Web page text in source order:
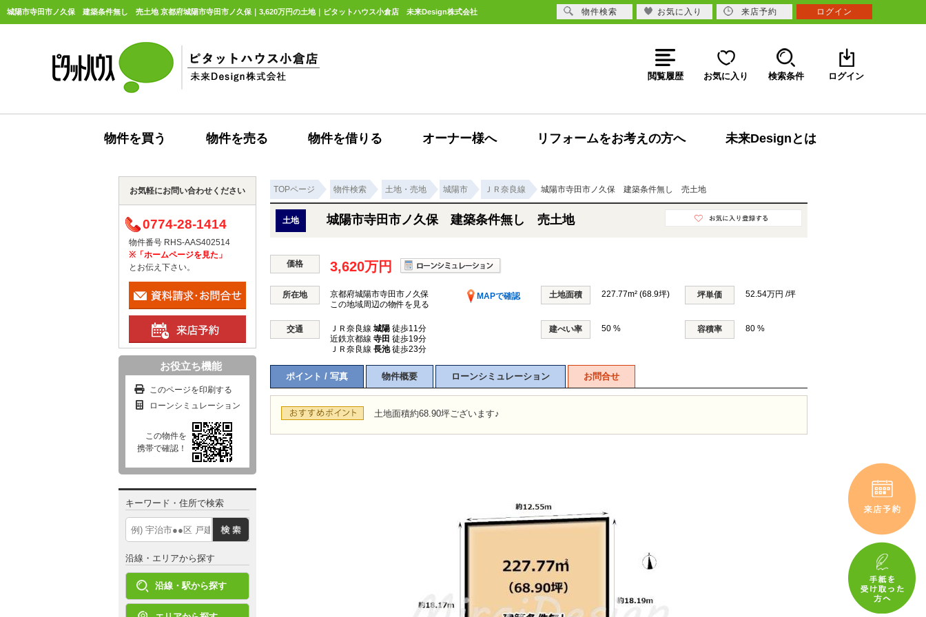
城陽市寺田市ノ久保 建築条件無し 売土地 京都府城陽市寺田市ノ久保｜3,620万円の土地｜ピタットハウス小倉店 未来Design株式会社
閲覧履歴 お気に入り 検索条件 ログイン
物件を買う 物件を売る 物件を借りる オーナー様へ リフォームをお考えの方へ 未来Designとは
TOPページ 物件検索 土地・売地 城陽市 ＪＲ奈良線 城陽市寺田市ノ久保 建築条件無し 売土地
土地 城陽市寺田市ノ久保 建築条件無し 売土地
価格 3,620万円
所在地 京都府城陽市寺田市ノ久保
MAPで確認
この地域周辺の物件を見る
土地面積 227.77m² (68.9坪) 坪単価 52.54万円 /坪
交通 ＪＲ奈良線 城陽 徒歩11分
近鉄京都線 寺田 徒歩19分
ＪＲ奈良線 長池徒歩23分
建ぺい率 50 % 容積率 80 %
ポイント / 写真 物件概要 ローンシミュレーション お問合せ
土地面積約68.90坪ございます♪
お気軽にお問い合わせください
0774-28-1414
物件番号 RHS-AAS402514
※「ホームページを見た」
とお伝え下さい。
お役立ち機能
このページを印刷する
ローンシミュレーション
この物件を
携帯で確認！
キーワード・住所で検索
沿線・エリアから探す
沿線・駅から探す
物件検索 お気に入り 来店予約 ログイン